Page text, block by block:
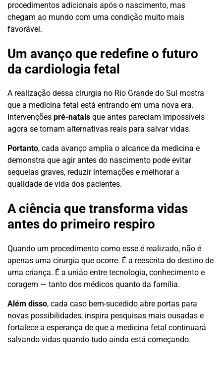
procedimentos adicionais após o nascimento, mas
chegam ao mundo com uma condição muito mais
favorável.
Um avanço que redefine o futuro
da cardiologia fetal
A realização dessa cirurgia no Rio Grande do Sul mostra
que a medicina fetal está entrando em uma nova era.
Intervenções pré-natais que antes pareciam impossíveis
agora se tornam alternativas reais para salvar vidas.
Portanto, cada avanço amplia o alcance da medicina e
demonstra que agir antes do nascimento pode evitar
sequelas graves, reduzir internações e melhorar a
qualidade de vida dos pacientes.
A ciência que transforma vidas
antes do primeiro respiro
Quando um procedimento como esse é realizado, não é
apenas uma cirurgia que ocorre. É a reescrita do destino de
uma criança. É a união entre tecnologia, conhecimento e
coragem — tanto dos médicos quanto da família.
Além disso, cada caso bem-sucedido abre portas para
novas possibilidades, inspira pesquisas mais ousadas e
fortalece a esperança de que a medicina fetal continuará
salvando vidas quando tudo ainda está começando.